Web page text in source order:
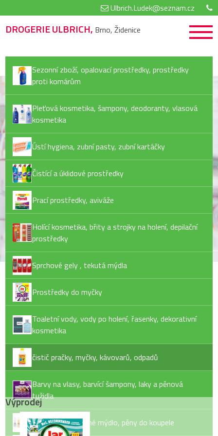
Ulbrich.Ludek@seznam.cz
DROGERIE ULBRICH, Brno, Židenice
Sezonní zboží, opalovací prostředky, prostředky
proti komárům
Pleťová kosmetika, šampony, deodoranty, vlasová
kosmetika
Ústí hygiena, zubní pasty, zubní kartáčky
Čistící a úklidové prostředky
Prací prostředky, aviváže
Holící kosmetika, břity a strojky na holení, depilační
prostředky
Sprchové gely , tekutá mýdla
Prostředky do myčky
Toaletní vody, vody po holení, řasenky, dekorativní
kosmetika
čistič pračky, myčky, kávovarů, odpadů
Barvy na vlasy, barvící šampony, laky a pěnová
tužidla
Tekuté mýdlo, tuhé mýdlo, pěny do koupele
Výprodej